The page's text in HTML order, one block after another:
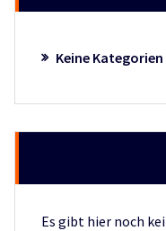
Keine Kategorien
Es gibt hier noch